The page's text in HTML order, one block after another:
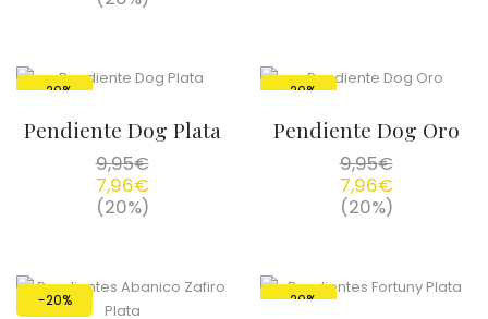
-20%
Pendiente Dog Plata
9,95€
7,96€
(20%)
-20%
Pendiente Dog Oro
9,95€
7,96€
(20%)
-20% -20%